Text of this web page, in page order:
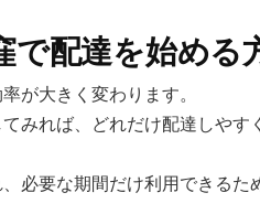
で配達を始める
が大きく変わります。
みれば、どれだけ配達しやす
必要な期間だけ利用できるた